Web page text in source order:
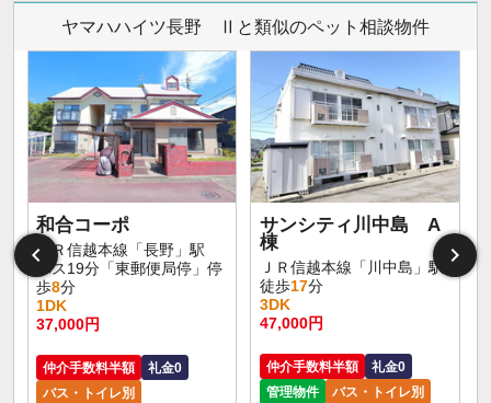
ヤマハハイツ長野 Ⅱと類似のペット相談物件
和合コーポ
ＪＲ信越本線「長野」駅
バス19分「東郵便局停」停
歩8分
1DK
37,000円
仲介手数料半額
礼金0
バス・トイレ別
サンシティ川中島 A
棟
ＪＲ信越本線「川中島」駅
徒歩17分
3DK
47,000円
仲介手数料半額
礼金0
管理物件
バス・トイレ別